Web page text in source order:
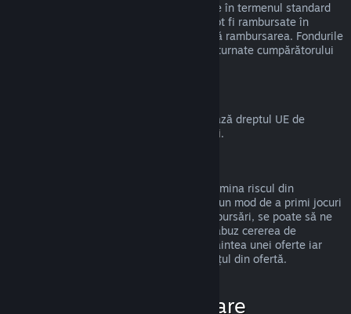
Cadourile nerevendicate pot fi rambursate în termenul standard
de 14 zile/2 ore. Cadourile revendicate pot fi rambursate în
aceleași condiții dacă destinatarul inițiază rambursarea. Fondurile
folosite pentru a cumpăra cadoul vor fi returnate cumpărătorului
Pentru o explicație despre cum funcționează dreptul UE de
apasă aici.
Rambursările sunt disponibile pentru a elimina riscul din
cumpărarea titlurilor de pe Steam—nu ca un mod de a primi jocuri
gratis. Dacă observăm că abuzezi de rambursări, se poate să ne
oprim din a ți le oferi. Nu considerăm un abuz cererea de
rambursare a unui titlu cumpărat chiar înaintea unei oferte iar
apoi cumpărarea imediată a titlului la prețul din ofertă.
Cum solicit o rambursare